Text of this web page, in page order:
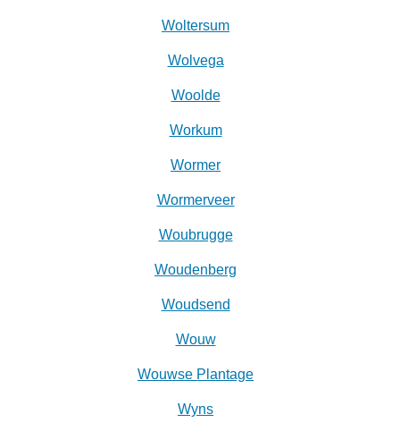
Woltersum
Wolvega
Woolde
Workum
Wormer
Wormerveer
Woubrugge
Woudenberg
Woudsend
Wouw
Wouwse Plantage
Wyns